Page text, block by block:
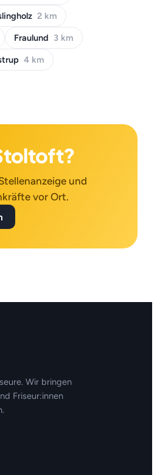
2 km
Fraulund 3 km
4 km
und
vor Ort.
Wir bringen
Friseur:innen